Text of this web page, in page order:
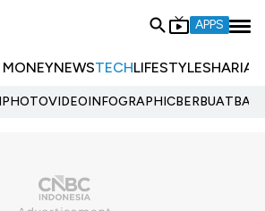
APPS
MONEYNEWSTECHLIFESTYLESHARIA
PHOTOVIDEOINFOGRAPHIC